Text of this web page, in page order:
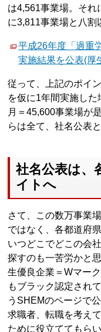
は4,561事業場。それ
に3,811事業場と八割
平成26年度「過重
実施結果を公表(厚
従って、上記のポイ
を仮に1年間実施し
月＝45,600事業場が
らは全て、社名公表
社名公表は、
イトへ
さて、この数万事業
ではなく、各都道府
いつどこでどこの会
探すのも一苦労かと
生優良企業＝Wマー
もブラック認定され
うSHEMのページで
求職者、転職を考え
ために役立ててもら